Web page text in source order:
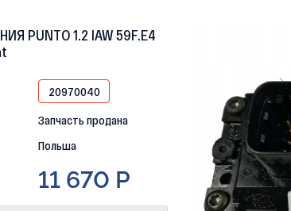
PUNTO 1.2 IAW 59F.E4
20970040
Запчасть продана
Польша
11 670 Р